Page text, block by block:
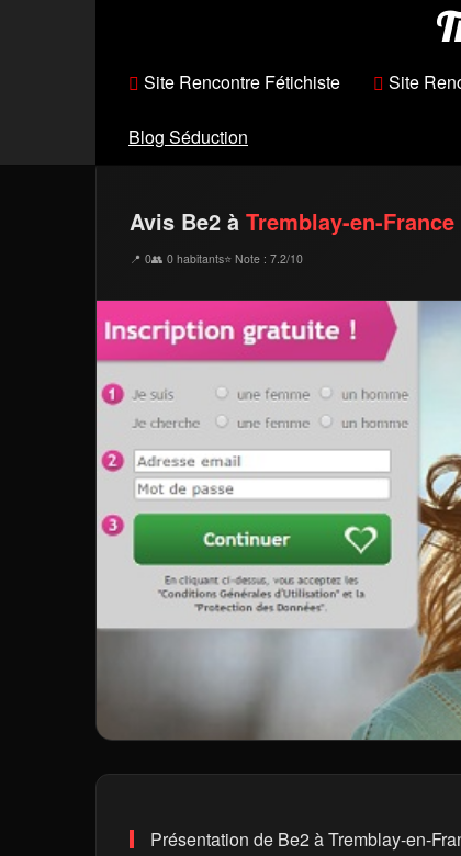
Site Rencontre Fétichiste Site
Blog Séduction
Avis Be2 à Tremblay-en-France
📍 0👥 0 habitants⭐ Note : 7.2/10
Présentation de Be2 à Tremblay-en-